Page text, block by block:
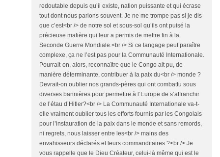
redoutable depuis qu’il existe, nation puissante et qui écrase
tout dont nous parlons souvent. Je ne me trompe pas si je dis
que c’est<br /> de notre sol et sous-sol qu’ils ont puisé la
précieuse matière qui leur a permis de mettre fin à la
Seconde Guerre Mondiale.<br /> Si ce langage peut paraître
complexe, ça ne l’est pas pour la Communauté Internationale.
Pourrait-on, alors, reconnaître que le Congo ait pu, de
manière déterminante, contribuer à la paix du<br /> monde ?
Devrait-on oublier nos grands-pères qui ont combattu sous
diverses bannières pour permettre à l’Europe de s’affranchir
de l’étau d’Hitler?<br /> La Communauté Internationale va-t-
elle vraiment oublier tous les efforts fournis par les Congolais
pour l’instauration de la paix dans le monde et sans remords,
ni regrets, nous laisser entre les<br /> mains des
envahisseurs déclarés et leurs commanditaires ?<br /> Je
vous rappelle que le Dieu Créateur, celui-là même qui est le